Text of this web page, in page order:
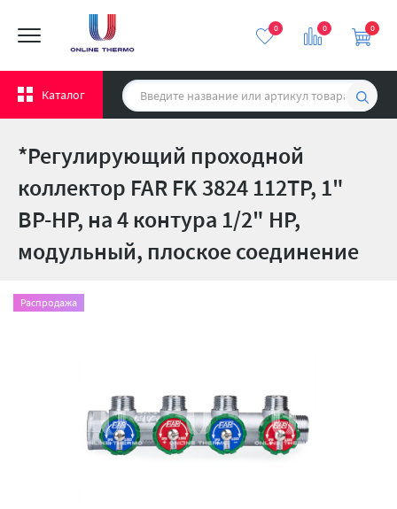
0 0
Каталог
0
*Регулирующий проходной
коллектор FAR FK 3824 112TP, 1"
ВР-НР, на 4 контура 1/2" НР,
модульный, плоское соединение
Распродажа